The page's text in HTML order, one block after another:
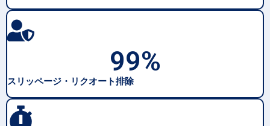
99%
スリッページ・リクオート排除